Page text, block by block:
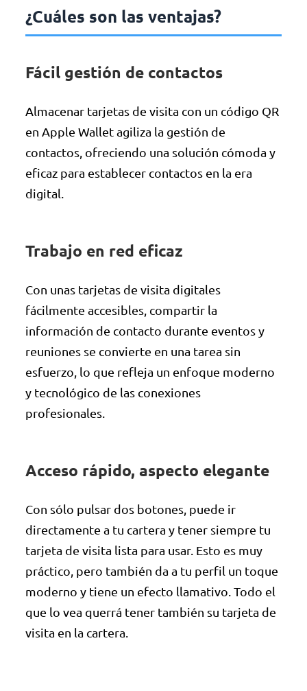
¿Cuáles son las ventajas?
Fácil gestión de contactos
Almacenar tarjetas de visita con un código QR
en Apple Wallet agiliza la gestión de
contactos, ofreciendo una solución cómoda y
eficaz para establecer contactos en la era
digital.
Trabajo en red eficaz
Con unas tarjetas de visita digitales
fácilmente accesibles, compartir la
información de contacto durante eventos y
reuniones se convierte en una tarea sin
esfuerzo, lo que refleja un enfoque moderno
y tecnológico de las conexiones
profesionales.
Acceso rápido, aspecto elegante
Con sólo pulsar dos botones, puede ir
directamente a tu cartera y tener siempre tu
tarjeta de visita lista para usar. Esto es muy
práctico, pero también da a tu perfil un toque
moderno y tiene un efecto llamativo. Todo el
que lo vea querrá tener también su tarjeta de
visita en la cartera.